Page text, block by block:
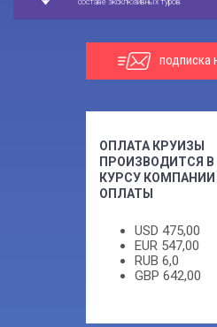
подписка
ОПЛАТА КРУИЗЫ
ПРОИЗВОДИТСЯ В
КУРСУ КОМПАНИИ
ОПЛАТЫ
USD 475,00
EUR 547,00
RUB 6,0
GBP 642,00